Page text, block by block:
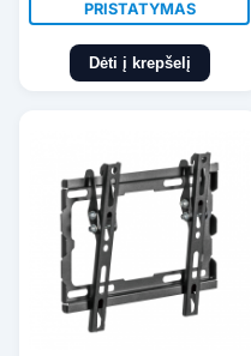
PRISTATYMAS
Dėti į krepšelį